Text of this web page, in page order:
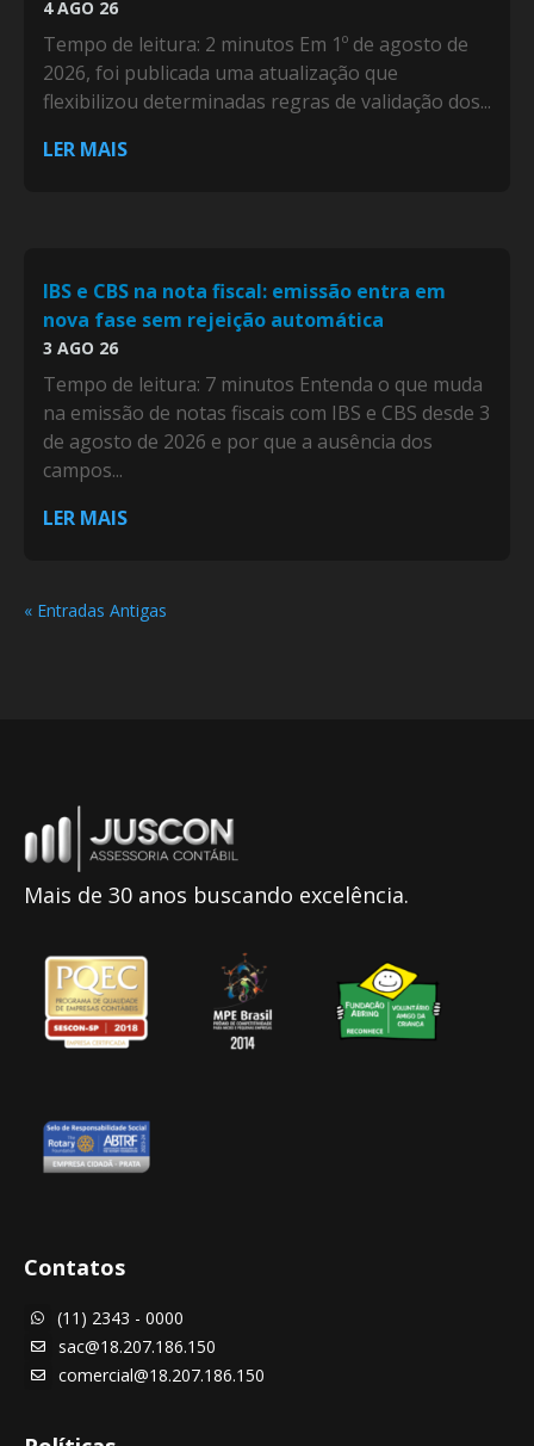
4 AGO 26
Tempo de leitura: 2 minutos Em 1º de agosto de
2026, foi publicada uma atualização que
flexibilizou determinadas regras de validação dos...
LER MAIS
IBS e CBS na nota fiscal: emissão entra em
nova fase sem rejeição automática
3 AGO 26
Tempo de leitura: 7 minutos Entenda o que muda
na emissão de notas fiscais com IBS e CBS desde 3
de agosto de 2026 e por que a ausência dos
campos...
LER MAIS
« Entradas Antigas
Mais de 30 anos buscando excelência.
Contatos
 (11) 2343 - 0000
 sac@18.207.186.150
 comercial@18.207.186.150